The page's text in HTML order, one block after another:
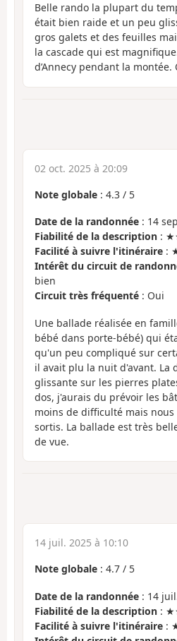
Belle rando la plupart du
était bien raide et un peu
gros galets et des feuilles
la cascade qui est
d’Annecy pendant la montée.
02 oct. 2025 à 20:09
Note globale : 4.3 / 5
Date de la randonnée : 14
Fiabilité de la description :
Facilité à suivre l'itinéraire :
Intérêt du circuit de
bien
Circuit très fréquenté : Oui
Une ballade réalisée en
bébé dans porte-bébé) qui
qu'un peu compliqué sur
il avait plu la nuit d'avant. La
glissante sur les pierres
dos, j'aurais du prévoir les
moins de difficulté mais nous
sortis. La ballade est très
de vue.
14 juil. 2025 à 10:10
Note globale : 4.7 / 5
Date de la randonnée : 14
Fiabilité de la description :
Facilité à suivre l'itinéraire :